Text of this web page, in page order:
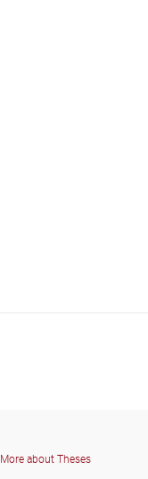
More about Theses